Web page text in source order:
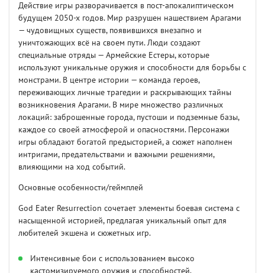
Действие игры разворачивается в пост-апокалиптическом
будущем 2050-х годов. Мир разрушен нашествием Арагами
— чудовищных существ, появившихся внезапно и
уничтожающих всё на своем пути. Люди создают
специальные отряды — Армейские Естеры, которые
используют уникальные оружия и способности для борьбы с
монстрами. В центре истории — команда героев,
переживающих личные трагедии и раскрывающих тайны
возникновения Арагами. В мире множество различных
локаций: заброшенные города, пустоши и подземные базы,
каждое со своей атмосферой и опасностями. Персонажи
игры обладают богатой предысторией, а сюжет наполнен
интригами, предательствами и важными решениями,
влияющими на ход событий.
Основные особенности/геймплей
God Eater Resurrection сочетает элементы боевая система с
насыщенной историей, предлагая уникальный опыт для
любителей экшена и сюжетных игр.
Интенсивные бои с использованием высоко